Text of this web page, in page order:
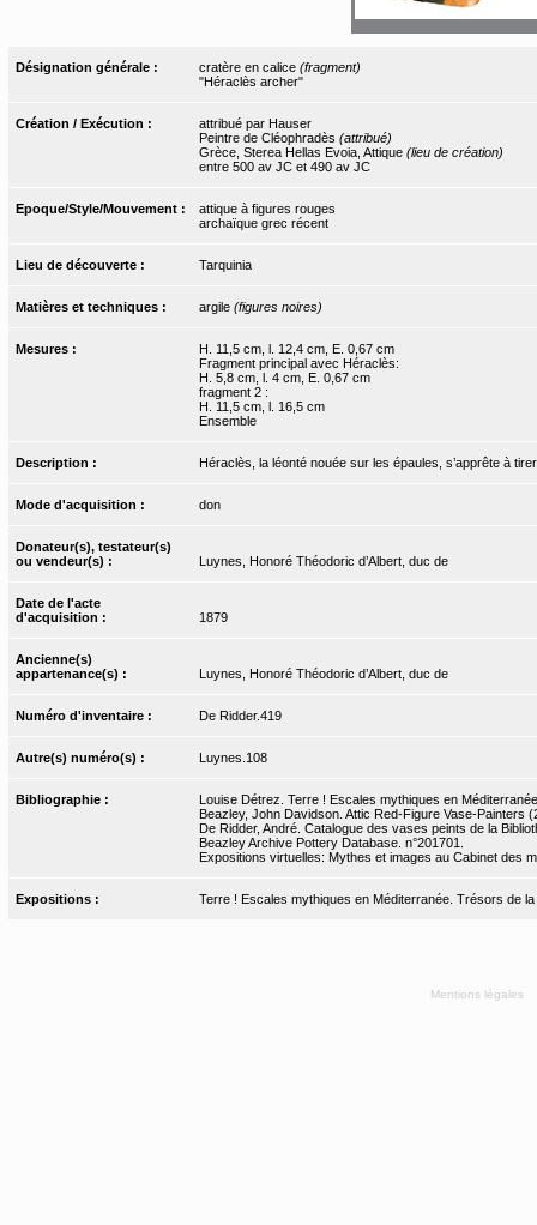
Désignation générale : cratère en calice (fragment)
"Héraclès archer"
Création / Exécution :
attribué par Hauser
Peintre de Cléophradès (attribué)
Grèce, Sterea Hellas Evoia, Attique (lieu de création)
entre 500 av JC et 490 av JC
Epoque/Style/Mouvement :
attique à figures rouges
archaïque grec récent
Lieu de découverte : Tarquinia
Matières et techniques : argile (figures noires)
Mesures :
H. 11,5 cm, l. 12,4 cm, E. 0,67 cm
Fragment principal avec Héraclès:
H. 5,8 cm, l. 4 cm, E. 0,67 cm
fragment 2 :
H. 11,5 cm, l. 16,5 cm
Ensemble
Description : Héraclès, la léonté nouée sur les épaules, s’apprête à tirer
Mode d'acquisition : don
Donateur(s), testateur(s)
ou vendeur(s) :
Luynes, Honoré Théodoric d’Albert, duc de
Date de l'acte
d'acquisition :
1879
Ancienne(s)
appartenance(s) :
Luynes, Honoré Théodoric d’Albert, duc de
Numéro d'inventaire : De Ridder.419
Autre(s) numéro(s) : Luynes.108
Bibliographie :
Louise Détrez. Terre ! Escales mythiques en
Beazley, John Davidson. Attic Red-Figure Vase-Painters
De Ridder, André. Catalogue des vases peints de la
Beazley Archive Pottery Database. n°201701.
Expositions virtuelles: Mythes et images au Cabinet des
Expositions : Terre ! Escales mythiques en Méditerranée. Trésors de
Mentions légales